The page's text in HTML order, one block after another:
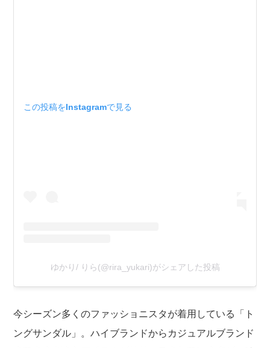
この投稿をInstagramで見る
ゆかり/ りら(@rira_yukari)がシェアした投稿
今シーズン多くのファッショニスタが着用している「ト
ングサンダル」。ハイブランドからカジュアルブランド